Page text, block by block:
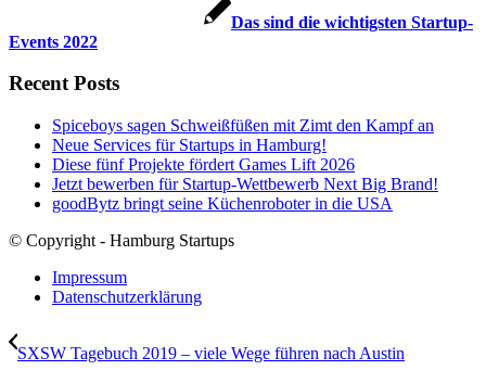
Das sind die wichtigsten Startup-
Events 2022
Recent Posts
Spiceboys sagen Schweißfüßen mit Zimt den Kampf an
Neue Services für Startups in Hamburg!
Diese fünf Projekte fördert Games Lift 2026
Jetzt bewerben für Startup-Wettbewerb Next Big Brand!
goodBytz bringt seine Küchenroboter in die USA
© Copyright - Hamburg Startups
Impressum
Datenschutzerklärung
SXSW Tagebuch 2019 – viele Wege führen nach Austin